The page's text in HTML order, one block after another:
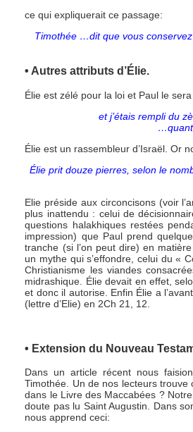
ce qui expliquerait ce passage:
Timothée …dit que vous
• Autres attributs d’Élie.
Élie est zélé pour la loi et Paul le
et j’étais rempli du
…quant
Élie est un rassembleur d’Israël. Or
Élie prit douze pierres, selon le
Elie préside aux circoncisons (voir
plus inattendu : celui de
questions halakhiques restées
impression) que Paul prend
tranche (si l’on peut dire) en
un mythe qui s’effondre, celui du «
Christianisme les viandes
midrashique. Élie devait en effet,
et donc il autorise. Enfin Élie a
(lettre d’Elie) en 2Ch 21, 12.
• Extension du Nouveau
Dans un article récent nous
Timothée. Un de nos lecteurs
dans le Livre des Maccabées ?
doute pas lu Saint Augustin. Dans
nous apprend ceci: